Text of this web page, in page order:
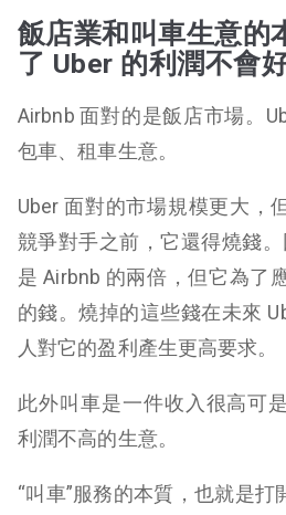
飯店業和叫車生意的
了 Uber 的利潤不會
Airbnb 面對的是飯店市場。
包車、租車生意。
Uber 面對的市場規模更大，
競爭對手之前，它還得燒錢
是 Airbnb 的兩倍，但它為了
的錢。燒掉的這些錢在未來
人對它的盈利產生更高要求。
此外叫車是一件收入很高可
利潤不高的生意。
“叫車”服務的本質，也就是打